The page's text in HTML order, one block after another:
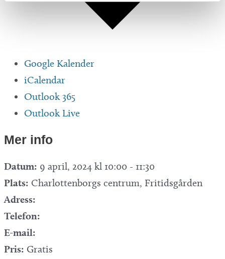
Google Kalender
iCalendar
Outlook 365
Outlook Live
Mer info
Datum: 9 april, 2024 kl 10:00 - 11:30
Plats: Charlottenborgs centrum, Fritidsgården
Adress:
Telefon:
E-mail:
Pris: Gratis